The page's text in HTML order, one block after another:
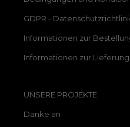
GDPR -
Informationen zur
Informationen zur Lieferung
UNSERE PROJEKTE
Danke an